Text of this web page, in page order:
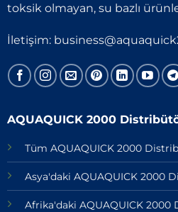
toksik olmayan, su bazlı
İletişim:
AQUAQUICK 2000
Tüm AQUAQUICK 2000
Asya'daki AQUAQUICK 2000
Afrika'daki AQUAQUICK